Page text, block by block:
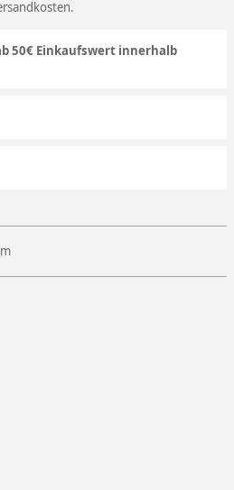
.
50€ Einkaufswert innerhalb